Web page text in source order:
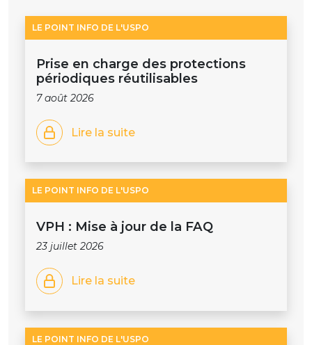
LE POINT INFO DE L'USPO
Prise en charge des protections
périodiques réutilisables
7 août 2026
Lire la suite
LE POINT INFO DE L'USPO
VPH : Mise à jour de la FAQ
23 juillet 2026
Lire la suite
LE POINT INFO DE L'USPO